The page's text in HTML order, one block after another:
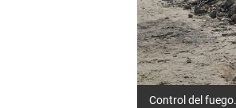
Control del